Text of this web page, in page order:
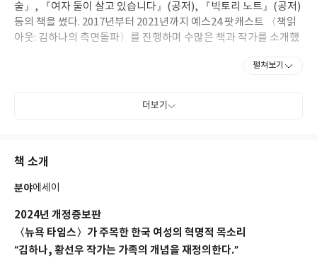
술』, 『여자 둘이 살고 있습니다』(공저), 『빅토리 노트』(공저)
등의 책을 썼다. 2017년부터 2021년까지 예스24 팟캐스트 〈책읽
아웃: 김하나의 측면돌파〉를 진행하며 수많은 책과 작가를 소개했
자 둘이 토크하고 있습니다]를 만들고 있다. 앞으로도 좋은 것들에
펼쳐보기
더보기
책 소개
분야에세이
2024년 개정증보판
〈뉴욕 타임스〉가 주목한 한국 여성의 혁명적 목소리
“김하나, 황선우 작가는 가족의 개념을 재정의한다.”